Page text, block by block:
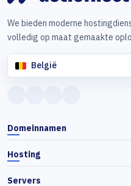
We bieden moderne
volledig op maat gemaakte
België
Domeinnamen
Hosting
Servers